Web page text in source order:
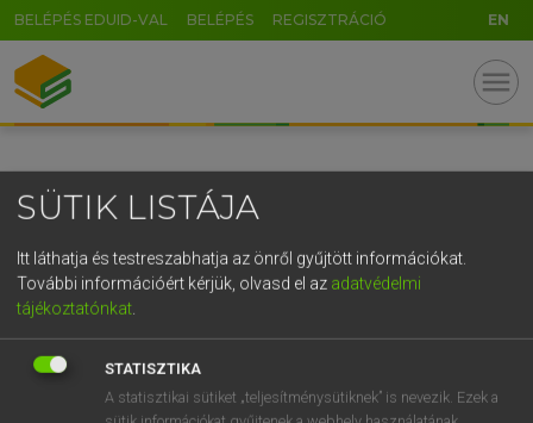
BELÉPÉS EDUID-VAL BELÉPÉS REGISZTRÁCIÓ EN
menu
SÜTIK LISTÁJA
Itt láthatja és testreszabhatja az önről gyűjtött információkat.
További információért kérjük, olvasd el az adatvédelmi
tájékoztatónkat
STATISZTIKA
A statisztikai sütiket „teljesítménysütiknek” is nevezik. Ezek a
GR
5
g h k l
v b n m , . - AltGr